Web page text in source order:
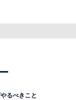
るべきこと